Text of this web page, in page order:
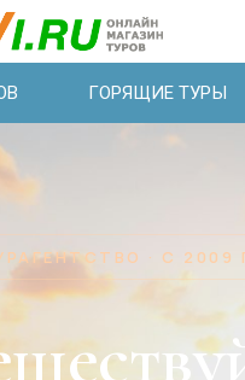
ГОРЯЩИЕ ТУРЫ
· С 2009